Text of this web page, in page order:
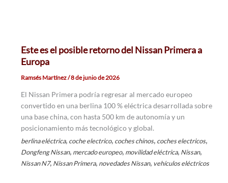
Este es el posible retorno del Nissan Primera a
Europa
Ramsés Martínez/8 de junio de 2026
El Nissan Primera podría regresar al mercado europeo
convertido en una berlina 100 % eléctrica desarrollada sobre
una base china, con hasta 500 km de autonomía y un
posicionamiento más tecnológico y global.
berlina eléctrica, coche electrico, coches chinos, coches electricos,
Dongfeng Nissan, mercado europeo, movilidad eléctrica, Nissan,
Nissan N7, Nissan Primera, novedades Nissan, vehículos eléctricos